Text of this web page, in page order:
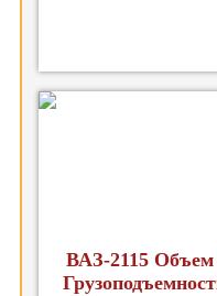
ВАЗ-2115 Объем